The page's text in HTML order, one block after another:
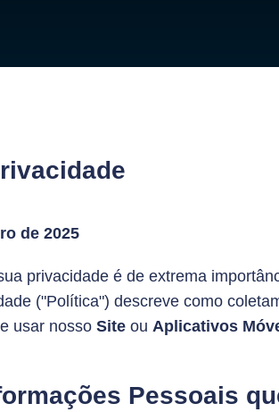
de 2025
privacidade é de extrema
("Política") descreve como
usar nosso Site ou Aplicativos
Pessoais